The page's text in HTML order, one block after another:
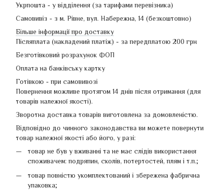
Укрпошта - у відділення (за тарифами перевізника)
Самовивіз - з м. Рівне, вул. Набережна, 14 (безкоштовно)
Більше інформації про доставку
Післяплата (накладений платіж) - за передплатою 200 грн
Безготівковий розрахунок ФОП
Оплата на банківську картку
Готівкою - при самовивозі
Повернення можливе протягом 14 днів після отримання (для
товарів належної якості).
Зворотна доставка товарів виготовлена ​​за домовленістю.
Відповідно до чинного законодавства ви можете повернути
товар належної якості або його, у разі:
товар не був у вживанні та не має слідів використання
споживачем: подряпин, сколів, потертостей, плям і т.п.;
товар повністю укомплектований і збережена фабрична
упаковка;